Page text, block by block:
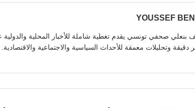
YOUSSEF
دقيقة وتحليلات معمقة للأحداث السياسية والاجتماعية والاقتصادية.